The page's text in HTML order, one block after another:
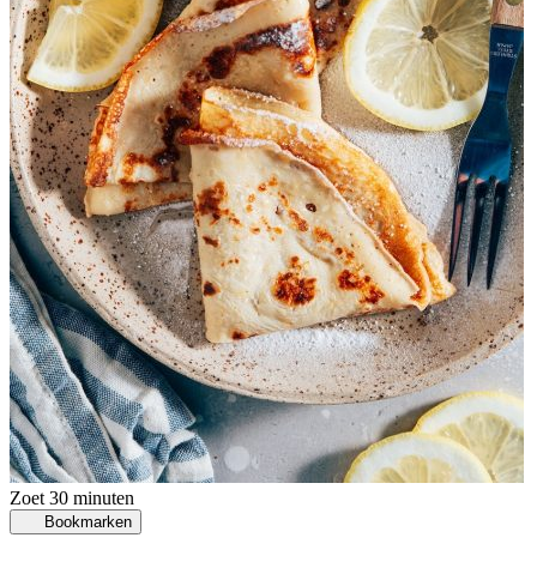
Zoet 30 minuten
Bookmarken